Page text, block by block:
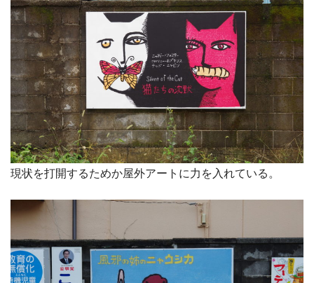
現状を打開するためか屋外アートに力を入れている。